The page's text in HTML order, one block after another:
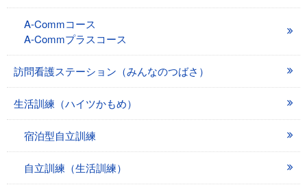
A-Commコース
A-Commプラスコース
訪問看護ステーション（みんなのつばさ）
生活訓練（ハイツかもめ）
宿泊型自立訓練
自立訓練（生活訓練）